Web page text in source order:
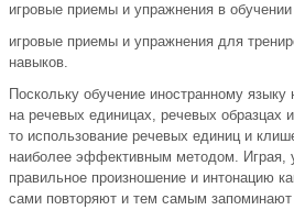
игровые приемы и упражнения в обучении
игровые приемы и упражнения для
навыков.
Поскольку обучение иностранному
на речевых единицах, речевых образцах
то использование речевых единиц и
наиболее эффективным методом. Играя,
правильное произношение и интонацию
сами повторяют и тем самым запоминают